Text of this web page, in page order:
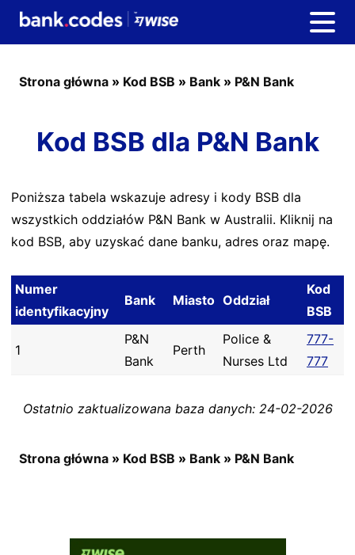
Strona główna » Kod BSB » Bank » P&N Bank
Kod BSB dla P&N Bank
Poniższa tabela wskazuje adresy i kody BSB dla
wszystkich oddziałów P&N Bank w Australii. Kliknij na
kod BSB, aby uzyskać dane banku, adres oraz mapę.
Numer
identyfikacyjny
Bank Miasto Oddział
Kod
BSB
1
P&N
Bank
Perth
Police &
Nurses Ltd
777-
777
Ostatnio zaktualizowana baza danych: 24-02-2026
Strona główna » Kod BSB » Bank » P&N Bank